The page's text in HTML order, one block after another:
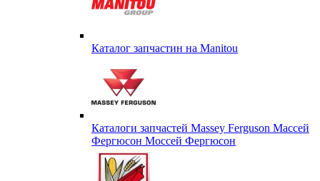
Каталог запчастин на Маnitou
Каталоги запчастей Massey Ferguson Массей
Фергюсон Моссей Фергюсон